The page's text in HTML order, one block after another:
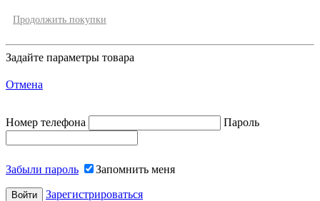
Продолжить покупки
Задайте параметры товара
Отмена
Номер телефона Пароль
Забыли пароль Запомнить меня
Зарегистрироваться